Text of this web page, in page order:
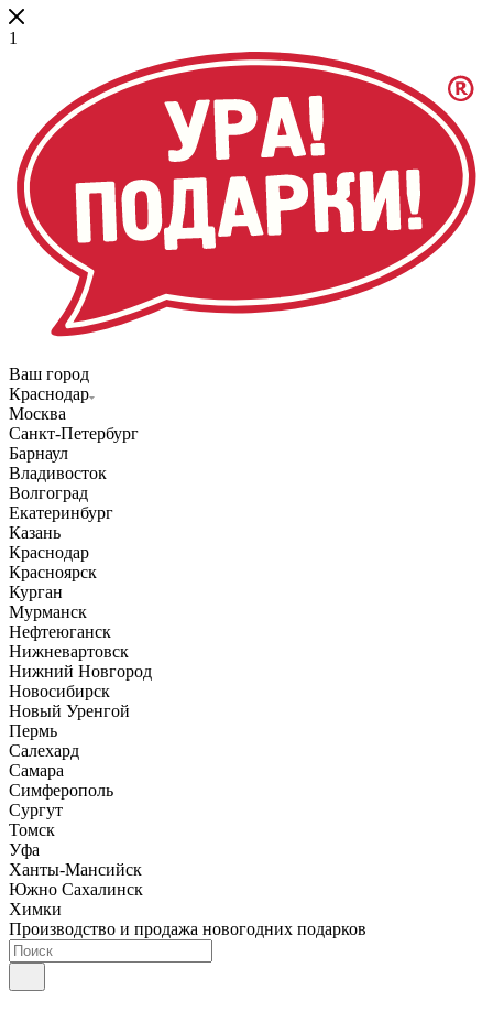
1
Ваш город
Краснодар
Москва
Санкт-Петербург
Барнаул
Владивосток
Волгоград
Екатеринбург
Казань
Краснодар
Красноярск
Курган
Мурманск
Нефтеюганск
Нижневартовск
Нижний Новгород
Новосибирск
Новый Уренгой
Пермь
Салехард
Самара
Симферополь
Сургут
Томск
Уфа
Ханты-Мансийск
Южно Сахалинск
Химки
Производство и продажа новогодних подарков